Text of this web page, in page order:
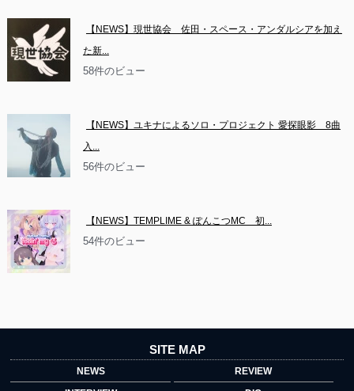
【NEWS】現世協会　佐田・スペース・アンダルシアを加え
た新...
58件のビュー
【NEWS】ユキナによるソロ・プロジェクト 愛探眼影　8曲
入...
56件のビュー
【NEWS】TEMPLIME & ぽんこつMC　初...
54件のビュー
SITE MAP
NEWS
REVIEW